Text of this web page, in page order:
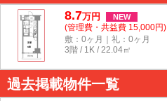
8.7万円 NEW
(管理費・共益費 15,000円)
敷：0ヶ月｜礼：0ヶ月
3階 / 1K / 22.04㎡
過去掲載物件一覧